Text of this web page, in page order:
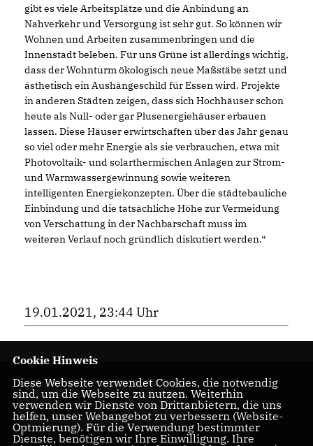
gibt es viele Arbeitsplätze und die Anbindung an
Nahverkehr und Versorgung ist sehr gut. So können wir
Wohnen und Arbeiten zusammenbringen und die
Innenstadt beleben. Für uns Grüne ist allerdings wichtig,
dass der Wohnturm ökologisch neue Maßstäbe setzt und
ästhetisch ein Aushängeschild für Essen wird. Projekte
in anderen Städten zeigen, dass sich Hochhäuser schon
heute als Null- oder gar Plusenergiehäuser erbauen
lassen. Diese Häuser erwirtschaften über das Jahr genau
so viel oder mehr Energie als sie verbrauchen, etwa mit
Photovoltaik- und solarthermischen Anlagen zur Strom-
und Warmwassergewinnung sowie weiteren
intelligenten Energiekonzepten. Über die städtebauliche
Einbindung und die tatsächliche Höhe zur Vermeidung
von Verschattung in der Nachbarschaft muss im
weiteren Verlauf noch gründlich diskutiert werden.“
19.01.2021, 23:44 Uhr
für ein starkes
Rüttenscheid und
Essen
Cookie Hinweis
Diese Webseite verwendet Cookies, die notwendig
sind, um die Webseite zu nutzen. Weiterhin
verwenden wir Dienste von Drittanbietern, die uns
helfen, unser Webangebot zu verbessern (Website-
Optmierung). Für die Verwendung bestimmter
Dienste, benötigen wir Ihre Einwilligung. Ihre